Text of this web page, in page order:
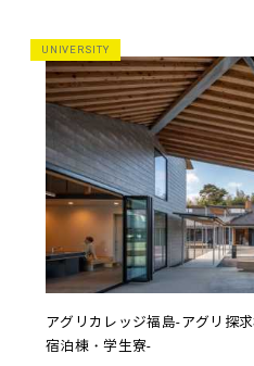
UNIVERSITY
アグリカレッジ福島-アグリ探
宿泊棟・学生寮-